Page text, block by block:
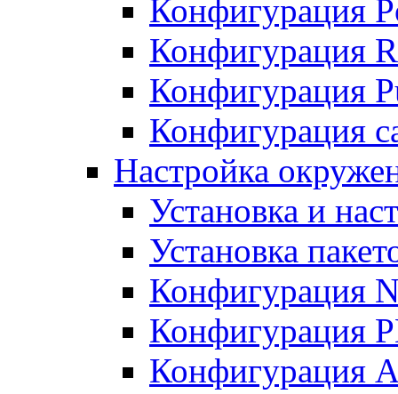
Конфигурация
Конфигурация
Конфигурация
Конфигурация
Настройка
Установка и
Установка
Конфигурация
Конфигурация
Конфигурация